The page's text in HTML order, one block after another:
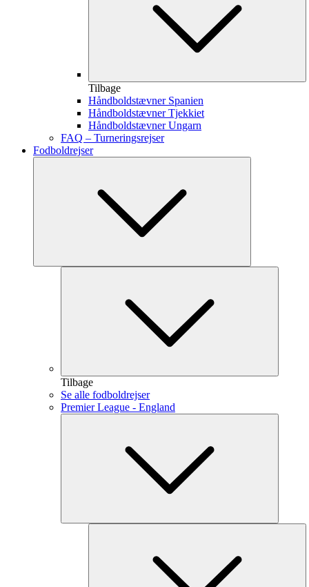
Tilbage
Håndboldstævner Spanien
Håndboldstævner Tjekkiet
Håndboldstævner Ungarn
FAQ – Turneringsrejser
Fodboldrejser
Tilbage
Se alle fodboldrejser
Premier League - England